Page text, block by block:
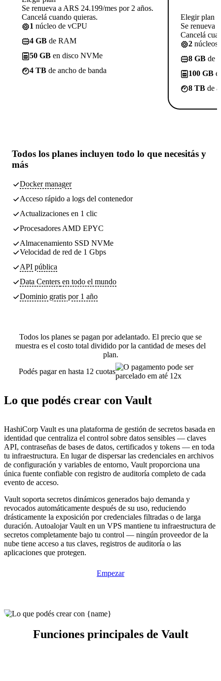
Se renueva a ARS 24.199/mes por 2 años.
Cancelá cuando quieras.
1 núcleo de vCPU
4 GB de RAM
50 GB en disco NVMe
4 TB de ancho de banda
Elegir plan
Se renueva
Cancelá
2 núcleos
8 GB de
100 GB
8 TB de
Todos los planes incluyen todo lo que necesitás y
más
Docker manager
Acceso rápido a logs del contenedor
Actualizaciones en 1 clic
Procesadores AMD EPYC
Almacenamiento SSD NVMe
Velocidad de red de 1 Gbps
API pública
Data Centers en todo el mundo
Dominio gratis por 1 año
Todos los planes se pagan por adelantado. El precio que se
muestra es el costo total dividido por la cantidad de meses del
plan.
Podés pagar en hasta 12 cuotas
Lo que podés crear con Vault
HashiCorp Vault es una plataforma de gestión de secretos basada en
identidad que centraliza el control sobre datos sensibles — claves
API, contraseñas de bases de datos, certificados y tokens — en toda
tu infraestructura. En lugar de dispersar las credenciales en archivos
de configuración y variables de entorno, Vault proporciona una
única fuente confiable con registro de auditoría completo de cada
evento de acceso.
Vault soporta secretos dinámicos generados bajo demanda y
revocados automáticamente después de su uso, reduciendo
drásticamente la exposición por credenciales filtradas o de larga
duración. Autoalojar Vault en un VPS mantiene tu infraestructura de
secretos completamente bajo tu control — ningún proveedor de la
nube tiene acceso a tus claves, registros de auditoría o las
aplicaciones que protegen.
Empezar
Funciones principales de Vault